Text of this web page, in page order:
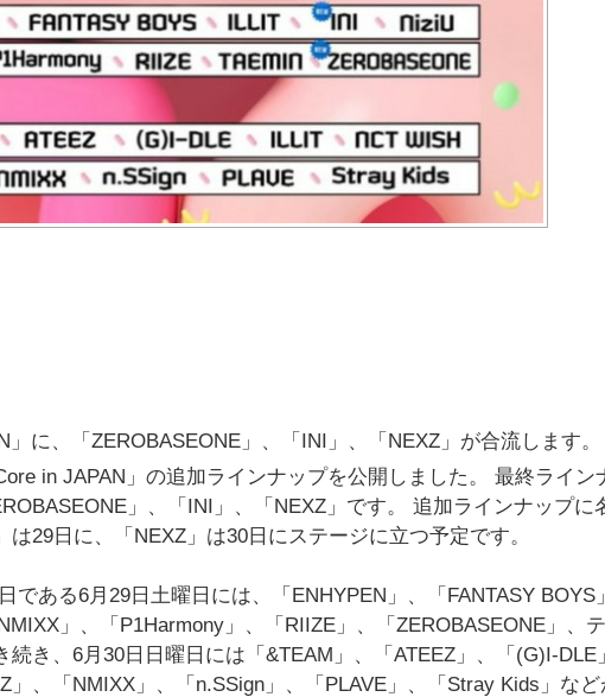
」に、「ZEROBASEONE」、「INI」、「NEXZ」が合流します。
in JAPAN」の追加ラインナップを公開しました。 最終ライン
」、「INI」、「NEXZ」です。 追加ラインナップに
29日に、「NEXZ」は30日にステージに立つ予定です。
ある6月29日土曜日には、「ENHYPEN」、「FANTASY BOYS
」、「P1Harmony」、「RIIZE」、「ZEROBASEONE」、
続き、6月30日日曜日には「&TEAM」、「ATEEZ」、「(G)I-DLE
」、「NMIXX」、「n.SSign」、「PLAVE」、「Stray Kids」な